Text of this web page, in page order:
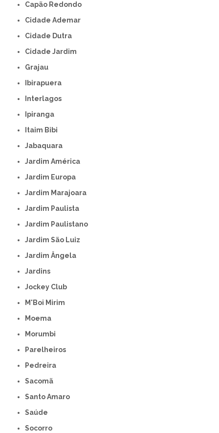
Capão Redondo
Cidade Ademar
Cidade Dutra
Cidade Jardim
Grajau
Ibirapuera
Interlagos
Ipiranga
Itaim Bibi
Jabaquara
Jardim América
Jardim Europa
Jardim Marajoara
Jardim Paulista
Jardim Paulistano
Jardim São Luiz
Jardim Ângela
Jardins
Jockey Club
M'Boi Mirim
Moema
Morumbi
Parelheiros
Pedreira
Sacomã
Santo Amaro
Saúde
Socorro